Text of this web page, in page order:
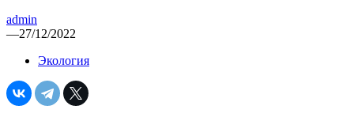
admin
—27/12/2022
Экология